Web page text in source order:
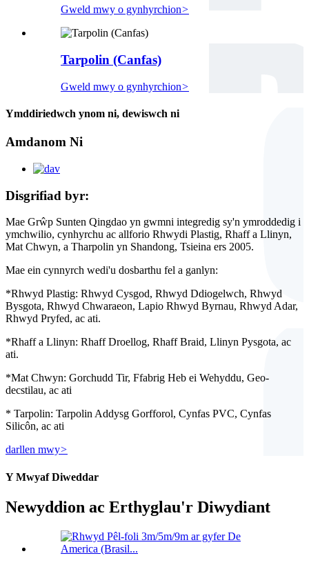
Gweld mwy o gynhyrchion>
Tarpolin (Canfas)
Gweld mwy o gynhyrchion>
Ymddiriedwch ynom ni, dewiswch ni
Amdanom Ni
Disgrifiad byr:
Mae Grŵp Sunten Qingdao yn gwmni integredig sy'n ymroddedig i
ymchwilio, cynhyrchu ac allforio Rhwydi Plastig, Rhaff a Llinyn,
Mat Chwyn, a Tharpolin yn Shandong, Tsieina ers 2005.
Mae ein cynnyrch wedi'u dosbarthu fel a ganlyn:
*Rhwyd Plastig: Rhwyd Cysgod, Rhwyd Ddiogelwch, Rhwyd
Bysgota, Rhwyd Chwaraeon, Lapio Rhwyd Byrnau, Rhwyd Adar,
Rhwyd Pryfed, ac ati.
*Rhaff a Llinyn: Rhaff Droellog, Rhaff Braid, Llinyn Pysgota, ac
ati.
*Mat Chwyn: Gorchudd Tir, Ffabrig Heb ei Wehyddu, Geo-
decstilau, ac ati
* Tarpolin: Tarpolin Addysg Gorfforol, Cynfas PVC, Cynfas
Silicôn, ac ati
darllen mwy>
Y Mwyaf Diweddar
Newyddion ac Erthyglau'r Diwydiant